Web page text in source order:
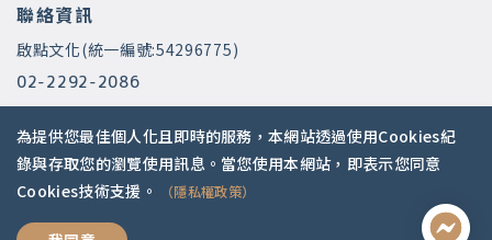
聯絡資訊
啟點文化(統一編號:54296775)
02-2292-2086
service@koob.com.tw
服務時間
週一至週五 10:00-18:00
國定假日公休
為提供您最佳個人化且即時的服務，本網站透過使用Cookies紀
錄與存取您的瀏覽使用訊息。當您使用本網站，即表示您同意
Cookies技術支援。
（隱私權政策）